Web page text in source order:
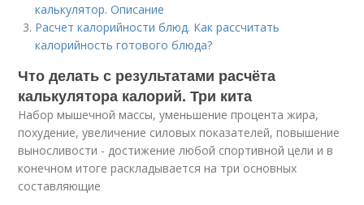
калькулятор. Описание
Расчет калорийности блюд. Как рассчитать
калорийность готового блюда?
Что делать с результатами расчёта
калькулятора калорий. Три кита
Набор мышечной массы, уменьшение процента жира,
похудение, увеличение силовых показателей, повышение
выносливости - достижение любой спортивной цели и в
конечном итоге раскладывается на три основных
составляющие